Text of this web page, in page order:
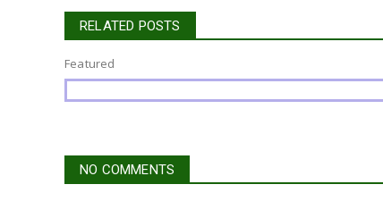
RELATED POSTS
Featured
NO COMMENTS